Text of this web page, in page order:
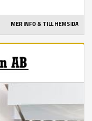
MER INFO & TILL HEMSIDA